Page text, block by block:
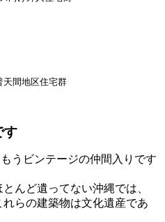
間地区住宅群
す
うビンテージの仲間入りです
んど遺ってない沖縄では、
らの建築物は文化遺産であ